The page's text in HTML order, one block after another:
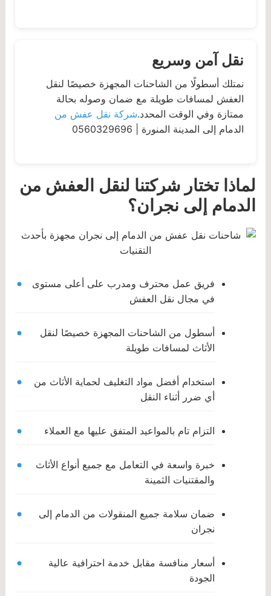
نقل آمن وسريع
نمتلك أسطولًا من الشاحنات المجهزة خصيصًا لنقل
العفش لمسافات طويلة مع ضمان وصوله بحالة
ممتازة وفي الوقت المحدد.شركة نقل عفش من
الدمام إلى المدينة المنورة | 0560329696
لماذا تختار شركتنا لنقل العفش من
الدمام إلى نجران؟
فريق عمل محترف ومدرب على أعلى مستوى
في مجال نقل العفش
أسطول من الشاحنات المجهزة خصيصًا لنقل
الأثاث لمسافات طويلة
استخدام أفضل مواد التغليف لحماية الأثاث من
أي ضرر أثناء النقل
التزام تام بالمواعيد المتفق عليها مع العملاء
خبرة واسعة في التعامل مع جميع أنواع الأثاث
والمقتنيات الثمينة
ضمان سلامة جميع المنقولات من الدمام إلى
نجران
أسعار منافسة مقابل خدمة احترافية عالية
الجودة